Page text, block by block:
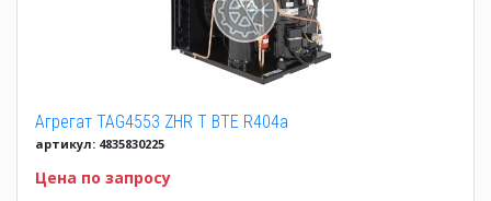
Агрегат TAG4553 ZHR T BTE R404a
артикул: 4835830225
Цена по запросу